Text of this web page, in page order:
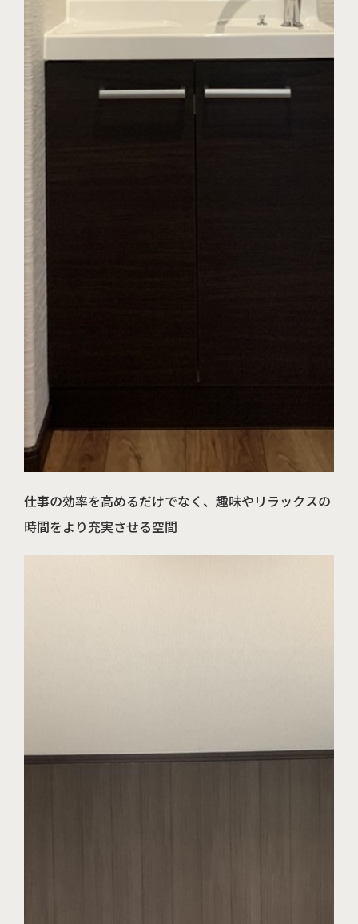
仕事の効率を高めるだけでなく、趣味やリラックスの
時間をより充実させる空間